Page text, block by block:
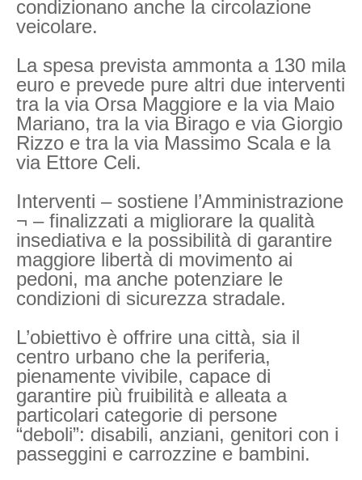
condizionano anche la circolazione
veicolare.
La spesa prevista ammonta a 130 mila
euro e prevede pure altri due interventi
tra la via Orsa Maggiore e la via Maio
Mariano, tra la via Birago e via Giorgio
Rizzo e tra la via Massimo Scala e la
via Ettore Celi.
Interventi – sostiene l’Amministrazione
¬ – finalizzati a migliorare la qualità
insediativa e la possibilità di garantire
maggiore libertà di movimento ai
pedoni, ma anche potenziare le
condizioni di sicurezza stradale.
L’obiettivo è offrire una città, sia il
centro urbano che la periferia,
pienamente vivibile, capace di
garantire più fruibilità e alleata a
particolari categorie di persone
“deboli”: disabili, anziani, genitori con i
passeggini e carrozzine e bambini.